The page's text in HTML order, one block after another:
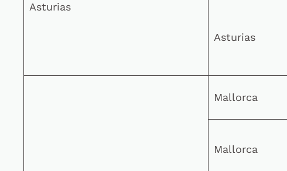
Asturias
Asturias
Mallorca
Mallorca